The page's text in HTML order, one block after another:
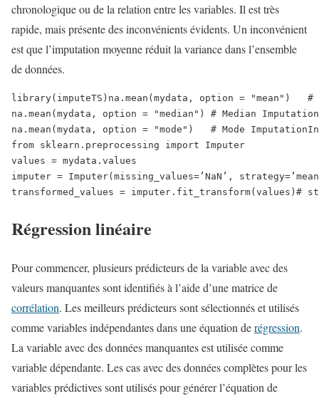
chronologique ou de la relation entre les variables. Il est très
rapide, mais présente des inconvénients évidents. Un inconvénient
est que l’imputation moyenne réduit la variance dans l’ensemble
de données.
library(imputeTS) na.mean(mydata, option = "mean")   #
na.mean(mydata, option = "median") # Median Imputation
na.mean(mydata, option = "mode")   # Mode Imputation
from sklearn.preprocessing import Imputer
values = mydata.values
imputer = Imputer(missing_values=’NaN’,
transformed_values = imputer.fit_transform(values) #
Régression linéaire
Pour commencer, plusieurs prédicteurs de la variable avec des
valeurs manquantes sont identifiés à l’aide d’une matrice de
corrélation. Les meilleurs prédicteurs sont sélectionnés et utilisés
comme variables indépendantes dans une équation derégression.
La variable avec des données manquantes est utilisée comme
variable dépendante. Les cas avec des données complètes pour les
variables prédictives sont utilisés pour générer l’équation de